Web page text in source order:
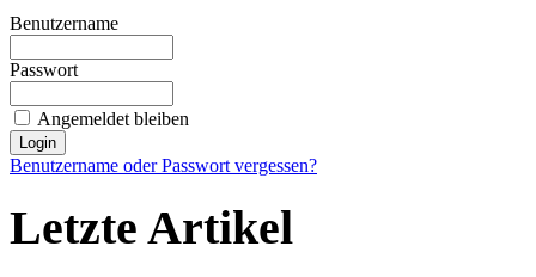
Benutzername
Passwort
Angemeldet bleiben
Benutzername oder Passwort vergessen?
Letzte Artikel